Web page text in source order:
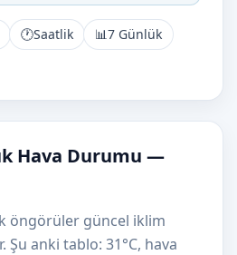
🕐Saatlik 📊7 Günlük
Hava Durumu —
öngörüler güncel iklim
Şu anki tablo: 31°C, hava